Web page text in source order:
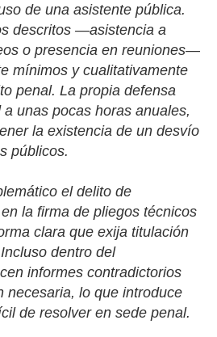
de una asistente pública.
descritos —asistencia a
o presencia en reuniones—
mínimos y cualitativamente
penal. La propia defensa
unas pocas horas anuales,
la existencia de un desvío
públicos.
el delito de
la firma de pliegos técnicos
clara que exija titulación
dentro del
informes contradictorios
necesaria, lo que introduce
de resolver en sede penal.